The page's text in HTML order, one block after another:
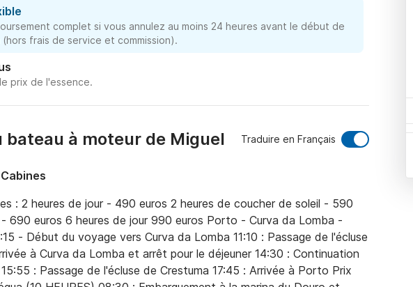
complet si vous annulez au moins 24 heures avant le début de
frais de service et commission).
prix de l'essence.
bateau à moteur de Miguel Traduire en Français
: 2 heures de jour - 490 euros 2 heures de coucher de soleil - 590
690 euros 6 heures de jour 990 euros Porto - Curva da Lomba -
- Début du voyage vers Curva da Lomba 11:10 : Passage de l'écluse
à Curva da Lomba et arrêt pour le déjeuner 14:30 : Continuation
: Passage de l'écluse de Crestuma 17:45 : Arrivée à Porto Prix